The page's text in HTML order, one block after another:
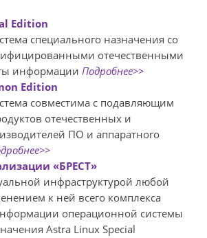
Edition
специального назначения со
отечественными
информации Подробнее>>
Edition
совместима с подавляющим
отечественных и
ПО и аппаратного
>>
«БРЕСТ»
инфраструктурой любой
к ней всего комплекса
операционной системы
Astra Linux Special